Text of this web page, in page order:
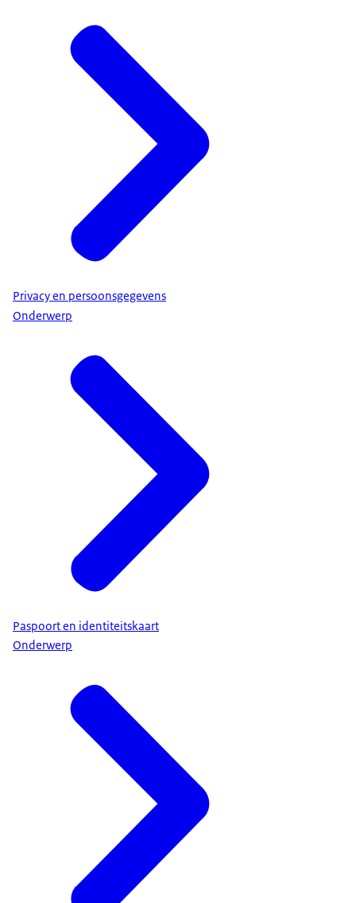
Privacy en persoonsgegevens
Onderwerp
Paspoort en identiteitskaart
Onderwerp